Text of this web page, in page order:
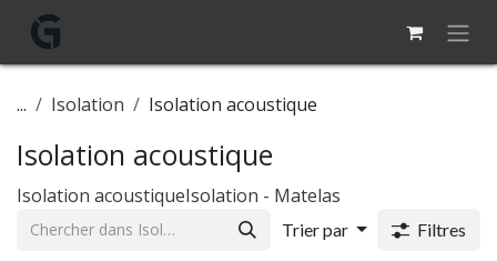
Se rendre au contenu
... Isolation Isolation acoustique
Isolation acoustique
Isolation acoustiqueIsolation - Matelas
Trier par Filtres